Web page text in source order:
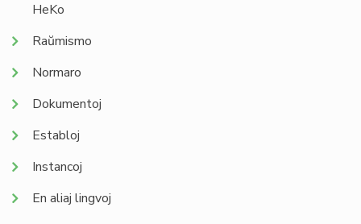
HeKo
Raŭmismo
Normaro
Dokumentoj
Establoj
Instancoj
En aliaj lingvoj